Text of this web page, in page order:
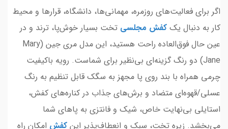
اگر برای فعالیت‌های روزمره، مهمانی‌ها، دانشگاه، قرارها و محیط
کار به دنبال یک کفش مجلسی تخت بسیار خوش‌پا، ترند و در
عین حال فوق‌العاده راحت هستید، این مدل مری جین (Mary
Jane) دو رنگ گزینه‌ای بی‌نظیر برای شماست. رویه باکیفیت
چرمی همراه با بند روی پا مجهز به سگک قابل تنظیم به رنگ
عسلی/قهوه‌ای متضاد و برش‌های جذاب در کناره‌های کفش،
استایلی بی‌نهایت خاص، شیک و فانتزی به پاهای شما
می‌بخشد. زیره تخت، سبک و انعطاف‌پذیر این کفش امکان راه